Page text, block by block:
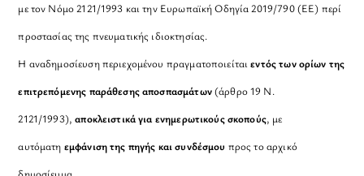
με τον Νόμο 2121/1993 και την Ευρωπαϊκή Οδηγία 2019/790 (ΕΕ) περί
προστασίας της πνευματικής ιδιοκτησίας.
Η αναδημοσίευση περιεχομένου πραγματοποιείταιεντός των ορίων της
επιτρεπόμενης παράθεσης αποσπασμάτων(άρθρο 19 Ν.
2121/1993), αποκλειστικά για ενημερωτικούς σκοπούς, με
αυτόματη εμφάνιση της πηγής και συνδέσμου προς το αρχικό